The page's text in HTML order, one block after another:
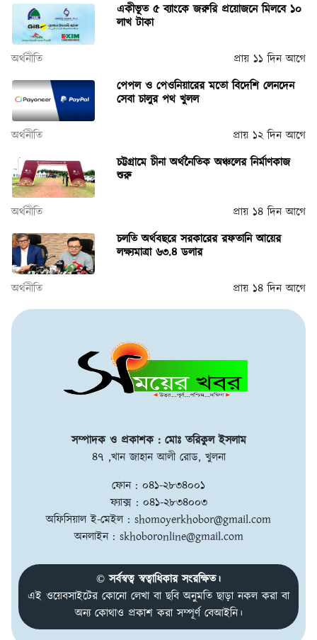
একীভূত ৫ ব্যাংকে জরুরি প্রয়োজনে মিলবে ১০
লাখ টাকা
অর্থনীতি
প্রায় ১১ দিন আগে
পেপল ও পেওনিয়ারের মতো বিদেশি লেনদেন
সেবা চালুর পথ খুলল
অর্থনীতি
প্রায় ১২ দিন আগে
চট্টগ্রামে চীনা অর্থনৈতিক অঞ্চলের নির্মাণকাজ
শুরু
অর্থনীতি
প্রায় ১৪ দিন আগে
চলতি অর্থবছরে সরকারের রফতানি আয়ের
লক্ষ্যমাত্রা ৬৩.৪ ডলার
অর্থনীতি প্রায় ১৪ দিন আগে
সম্পাদক ও প্রকাশক : মোঃ তরিকুল ইসলাম
৪৭ ,খান জাহান আলী রোড, খুলনা
ফোন : ০৪১-২৮৩৪০০১
ফ্যাক্স : ০৪১-২৮৩৪০০৩
অফিসিয়াল ই-মেইল : shomoyerkhobor@gmail.com
অনলাইন : skhoboronline@gmail.com
© সর্বস্বত্ব স্বত্বাধিকার সংরক্ষিত।
এই ওয়েবসাইটের কোনো লেখা বা ছবি অনুমতি ছাড়া নকল করা বা
অন্য কোথাও প্রকাশ করা সম্পূর্ণ বেআইনি।